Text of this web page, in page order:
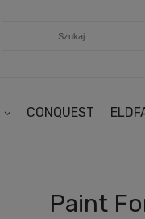
CONQUEST
Paint